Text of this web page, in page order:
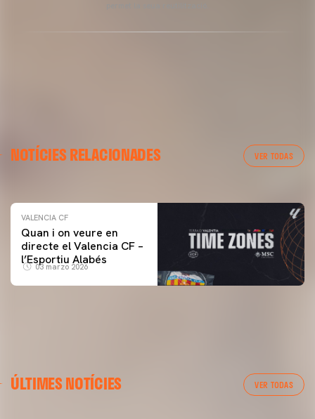
NOTÍCIES RELACIONADES VER TODAS
ENTRENAMENT DEL VALENCIA CF 04/03/26
VALENCIA CF
Quan i on veure en
directe el Valencia CF –
l’Esportiu Alabés
03 marzo 2026
ÚLTIMES NOTÍCIES VER TODAS